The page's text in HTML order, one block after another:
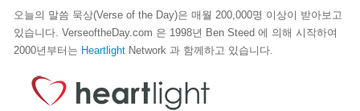
오늘의 말씀 묵상(Verse of the Day)은 매월 200,000명 이상이 받아보고
있습니다. VerseoftheDay.com 은 1998년 Ben Steed 에 의해 시작하여
2000년부터는 Heartlight Network 과 함께하고 있습니다.